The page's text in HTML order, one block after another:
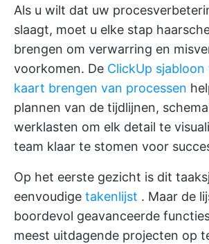
Als u wilt dat uw
slaagt, moet u elke stap
brengen om verwarring en
voorkomen. De ClickUp
kaart brengen van processen
plannen van de tijdlijnen,
werklasten om elk detail te
team klaar te stomen voor
Op het eerste gezicht is dit
eenvoudige takenlijst . Maar de
boordevol geavanceerde
meest uitdagende projecten op